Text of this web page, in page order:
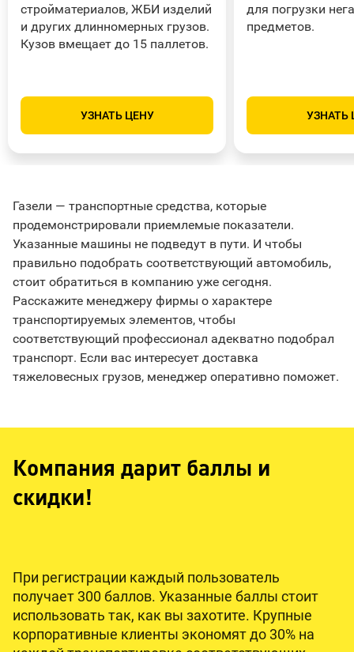
стройматериалов, ЖБИ изделий
и других длинномерных грузов.
Кузов вмещает до 15 паллетов.
УЗНАТЬ ЦЕНУ
для погрузки
предметов.
УЗНАТЬ
Газели — транспортные средства, которые
продемонстрировали приемлемые показатели.
Указанные машины не подведут в пути. И чтобы
правильно подобрать соответствующий автомобиль,
стоит обратиться в компанию уже сегодня.
Расскажите менеджеру фирмы о характере
транспортируемых элементов, чтобы
соответствующий профессионал адекватно подобрал
транспорт. Если вас интересует доставка
тяжеловесных грузов, менеджер оперативно поможет.
Компания дарит баллы и
скидки!
При регистрации каждый пользователь
получает 300 баллов. Указанные баллы стоит
использовать так, как вы захотите. Крупные
корпоративные клиенты экономят до 30% на